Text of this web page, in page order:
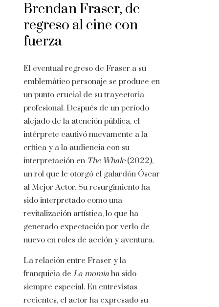
Brendan Fraser, de
regreso al cine con
fuerza
El eventual regreso de Fraser a su
emblemático personaje se produce en
un punto crucial de su trayectoria
profesional. Después de un período
alejado de la atención pública, el
intérprete cautivó nuevamente a la
crítica y a la audiencia con su
interpretación en The Whale(2022),
un rol que le otorgó el galardón Óscar
al Mejor Actor. Su resurgimiento ha
sido interpretado como una
revitalización artística, lo que ha
generado expectación por verlo de
nuevo en roles de acción y aventura.
La relación entre Fraser y la
franquicia de La momia ha sido
siempre especial. En entrevistas
recientes, el actor ha expresado su